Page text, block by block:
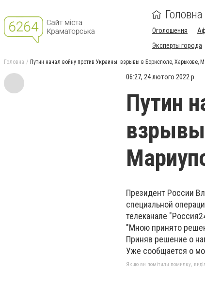
Головна
Оголошення
Эксперты города
Головна Путин начал войну против Украины: взрывы в Борисполе, Харькове,
06:27, 24 лютого 2022 р.
Путин
взрывы
Президент России
специальной
телеканале
"Мною принято
Приняв решение о
Уже сообщается о
Якщо ви помітили помилку,